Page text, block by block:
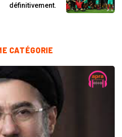
définitivement.
CATÉGORIE